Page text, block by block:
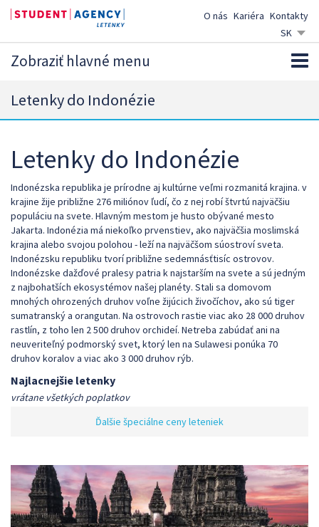
SK
CZ
O nás Kariéra Kontakty
Zobraziť hlavné menu
Letenky do Indonézie
Letenky do Indonézie
Indonézska republika je prírodne aj kultúrne veľmi rozmanitá krajina. v
krajine žije približne 276 miliónov ľudí, čo z nej robí štvrtú najväčšiu
populáciu na svete. Hlavným mestom je husto obývané mesto
Jakarta. Indonézia má niekoľko prvenstiev, ako najväčšia moslimská
krajina alebo svojou polohou - leží na najväčšom súostroví sveta.
Indonézsku republiku tvorí približne sedemnásťtisíc ostrovov.
Indonézske dažďové pralesy patria k najstarším na svete a sú jedným
z najbohatších ekosystémov našej planéty. Stali sa domovom
mnohých ohrozených druhov voľne žijúcich živočíchov, ako sú tiger
sumatranský a orangutan. Na ostrovoch rastie viac ako 28 000 druhov
rastlín, z toho len 2 500 druhov orchideí. Netreba zabúdať ani na
neuveriteľný podmorský svet, ktorý len na Sulawesi ponúka 70
druhov koralov a viac ako 3 000 druhov rýb.
Najlacnejšie letenky
vrátane všetkých poplatkov
Ďalšie špeciálne ceny leteniek